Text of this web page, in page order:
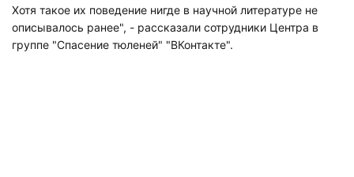
Хотя такое их поведение нигде в научной литературе не
описывалось ранее", - рассказали сотрудники Центра в
группе "Спасение тюленей" "ВКонтакте".